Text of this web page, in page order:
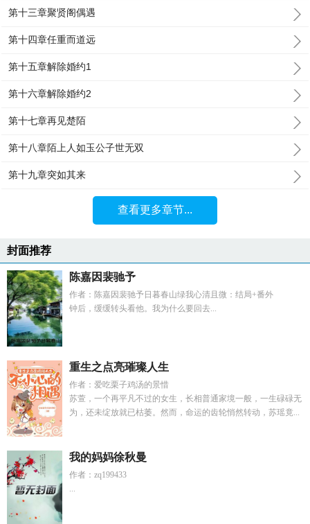
第十三章聚贤阁偶遇
第十四章任重而道远
第十五章解除婚约1
第十六章解除婚约2
第十七章再见楚陌
第十八章陌上人如玉公子世无双
第十九章突如其来
查看更多章节...
封面推荐
陈嘉因裴驰予
作者：陈嘉因裴驰予日暮春山绿我心清且微：结局+番外
钟后，缓缓转头看他。我为什么要回去...
重生之点亮璀璨人生
作者：爱吃栗子鸡汤的景惜
苏萱，一个再平凡不过的女生，长相普通家境一般，一生碌碌无
为，还未绽放就已枯萎。然而，命运的齿轮悄然转动，苏瑶竟...
我的妈妈徐秋曼
作者：zq199433
...